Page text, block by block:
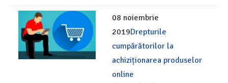
08 noiembrie
2019Drepturile
cumpărătorilor la
achiziționarea produselor
online